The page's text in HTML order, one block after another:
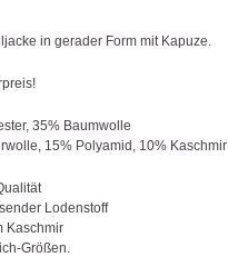
in gerader Form mit Kapuze.
35% Baumwolle
15% Polyamid, 10% Kaschmir
Lodenstoff
Kaschmir
Größen.